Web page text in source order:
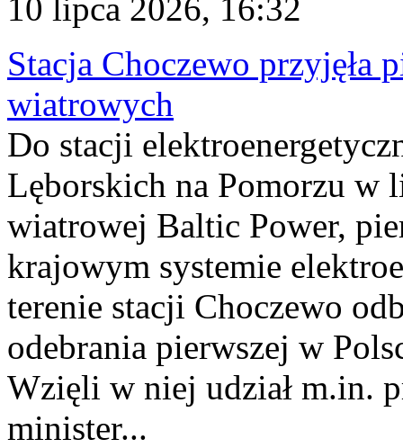
10 lipca 2026, 16:32
Stacja Choczewo przyjęła
wiatrowych
Do stacji
Lęborskich na Pomorzu w
wiatrowej Baltic Power,
krajowym systemie
terenie stacji Choczewo
odebrania pierwszej w
Wzięli w niej udział m.in.
minister...